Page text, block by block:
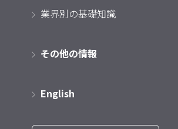
業界別の基礎知識
その他の情報
English